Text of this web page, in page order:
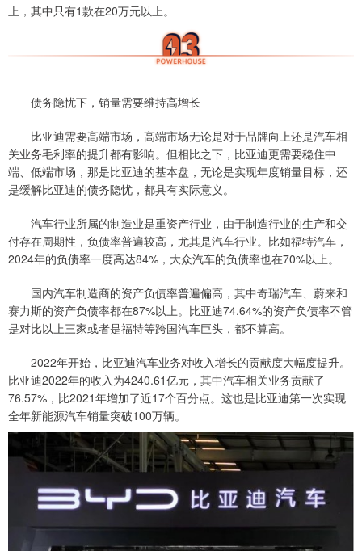
上，其中只有1款在20万元以上。
债务隐忧下，销量需要维持高增长
比亚迪需要高端市场，高端市场无论是对于品牌向上还是汽车相
关业务毛利率的提升都有影响。但相比之下，比亚迪更需要稳住中
端、低端市场，那是比亚迪的基本盘，无论是实现年度销量目标，还
是缓解比亚迪的债务隐忧，都具有实际意义。
汽车行业所属的制造业是重资产行业，由于制造行业的生产和交
付存在周期性，负债率普遍较高，尤其是汽车行业。比如福特汽车，
2024年的负债率一度高达84%，大众汽车的负债率也在70%以上。
国内汽车制造商的资产负债率普遍偏高，其中奇瑞汽车、蔚来和
赛力斯的资产负债率都在87%以上。比亚迪74.64%的资产负债率不管
是对比以上三家或者是福特等跨国汽车巨头，都不算高。
2022年开始，比亚迪汽车业务对收入增长的贡献度大幅度提升。
比亚迪2022年的收入为4240.61亿元，其中汽车相关业务贡献了
76.57%，比2021年增加了近17个百分点。这也是比亚迪第一次实现
全年新能源汽车销量突破100万辆。